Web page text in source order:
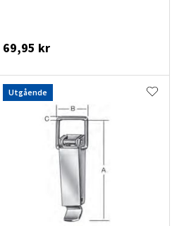
69,95 kr
Utgående